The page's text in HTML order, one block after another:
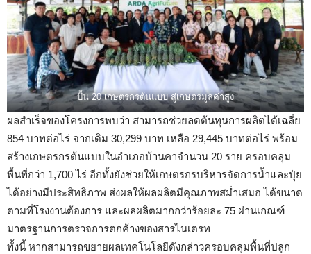
ปั้น 20 เกษตรกรต้นแบบ สู่เกษตรมูลค่าสูง
ผลสำเร็จของโครงการพบว่า สามารถช่วยลดต้นทุนการผลิตได้เฉลี่ย
854 บาทต่อไร่ จากเดิม 30,299 บาท เหลือ 29,445 บาทต่อไร่ พร้อม
สร้างเกษตรกรต้นแบบในอำเภอบ้านคาจำนวน 20 ราย ครอบคลุม
พื้นที่กว่า 1,700 ไร่ อีกทั้งยังช่วยให้เกษตรกรบริหารจัดการน้ำและปุ๋ย
ได้อย่างมีประสิทธิภาพ ส่งผลให้ผลผลิตมีคุณภาพสม่ำเสมอ ได้ขนาด
ตามที่โรงงานต้องการ และผลผลิตมากกว่าร้อยละ 75 ผ่านเกณฑ์
มาตรฐานการตรวจการตกค้างของสารไนเตรท
ทั้งนี้ หากสามารถขยายผลเทคโนโลยีดังกล่าวครอบคลุมพื้นที่ปลูก